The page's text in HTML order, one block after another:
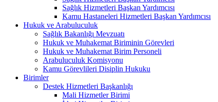
Sağlık Hizmetleri Başkan Yardımcısı
Kamu Hastaneleri Hizmetleri Başkan Yardımcısı
Hukuk ve Arabuluculuk
Sağlık Bakanlığı Mevzuatı
Hukuk ve Muhakemat Biriminin Görevleri
Hukuk ve Muhakemat Birim Personeli
Arabuluculuk Komisyonu
Kamu Görevlileri Disiplin Hukuku
Birimler
Destek Hizmetleri Başkanlığı
Mali Hizmetler Birimi